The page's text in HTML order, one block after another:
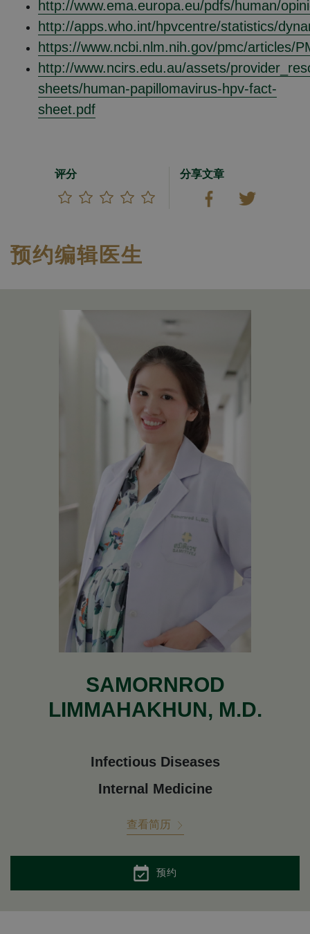
http://www.ema.europa.eu/pdfs/human/
http://apps.who.int/hpvcentre/statistics/
https://www.ncbi.nlm.nih.gov/pmc/articles/
http://www.ncirs.edu.au/assets/
sheets/human-papillomavirus-hpv-fact-
sheet.pdf
评分 分享文章
预约编辑医生
SAMORNROD
LIMMAHAKHUN, M.D.
Infectious Diseases
Internal Medicine
查看简历
预约